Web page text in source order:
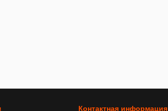
Контактная информация